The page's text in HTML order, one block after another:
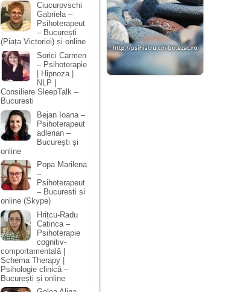
Ciucurovschi
Gabriela –
Psihoterapeut
– București
(Piața Victoriei) și online
Sorici Carmen
– Psihoterapie
| Hipnoza |
NLP |
Consiliere SleepTalk –
Bucuresti
Bejan Ioana –
Psihoterapeut
adlerian –
București și
online
Popa Marilena
–
Psihoterapeut
– Bucuresti si
online (Skype)
Hrițcu-Radu
Catinca –
Psihoterapie
cognitiv-
comportamentală |
Schema Therapy |
Psihologie clinică –
București și online